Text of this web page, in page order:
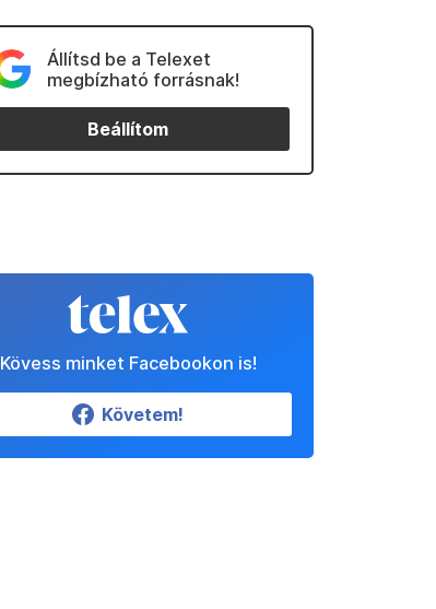
Állítsd be a Telexet
megbízható forrásnak!
Beállítom
Kövess minket Facebookon is!
Követem!